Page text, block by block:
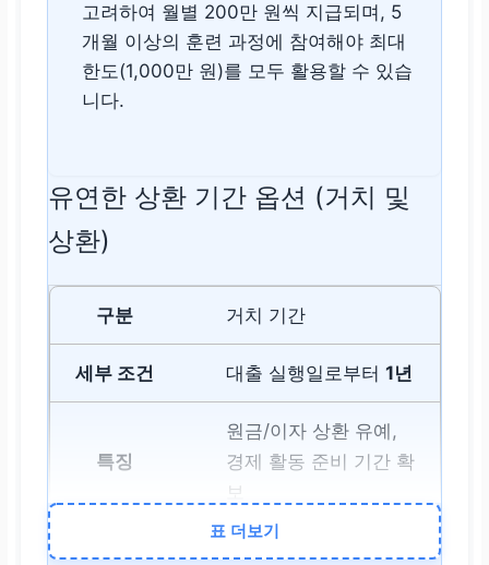
고려하여 월별 200만 원씩 지급되며, 5
개월 이상의 훈련 과정에 참여해야 최대
한도(1,000만 원)를 모두 활용할 수 있습
니다.
유연한 상환 기간 옵션 (거치 및
상환)
거치 기간
대출 실행일로부터 1년
원금/이자 상환 유예,
경제 활동 준비 기간 확
보
표 더보기